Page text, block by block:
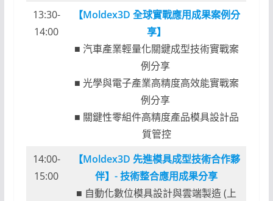
13:30-
14:00
【Moldex3D 全球實戰應用成果案例分
享】
■ 汽車產業輕量化關鍵成型技術實戰案
例分享
■ 光學與電子產業高精度高效能實戰案
例分享
■ 關鍵性零組件高精度產品模具設計品
質管控
14:00-
15:00
【Moldex3D 先進模具成型技術合作夥
伴】- 技術整合應用成果分享
■ 自動化數位模具設計與雲端製造 (上